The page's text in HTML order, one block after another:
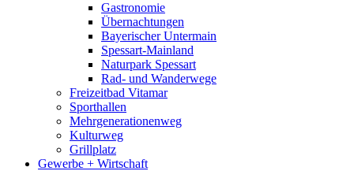
Gastronomie
Übernachtungen
Bayerischer Untermain
Spessart-Mainland
Naturpark Spessart
Rad- und Wanderwege
Freizeitbad Vitamar
Sporthallen
Mehrgenerationenweg
Kulturweg
Grillplatz
Gewerbe + Wirtschaft